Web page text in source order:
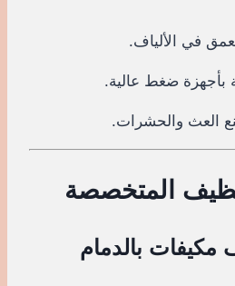
في الألياف.
بأجهزة ضغط عالية.
العث والحشرات.
مكيفات بالدمام